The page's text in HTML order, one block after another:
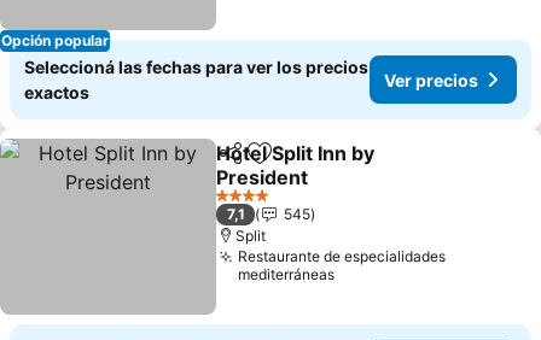
Opción popular
Seleccioná las fechas para ver los precios
exactos
Ver precios
CompartirAñadir a favoritos
Hotel Split Inn by
President
4 Estrellas
7,1
545
Split
Restaurante de especialidades
mediterráneas